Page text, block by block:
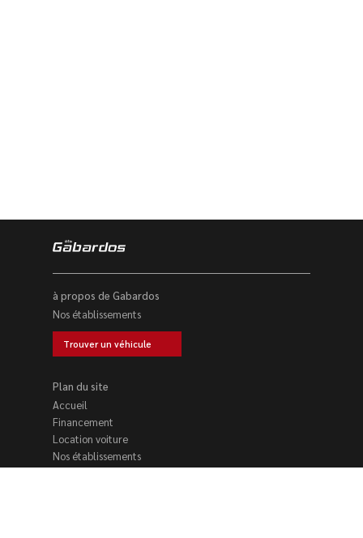
à propos de Gabardos
Nos établissements
Trouver un véhicule
Plan du site
Accueil
Financement
Location voiture
Nos établissements